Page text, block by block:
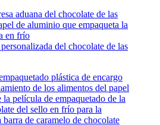
del chocolate de las